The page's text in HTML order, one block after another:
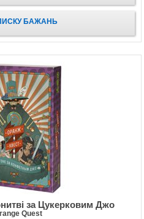
БАЖАНЬ
за Цукерковим Джо
Quest